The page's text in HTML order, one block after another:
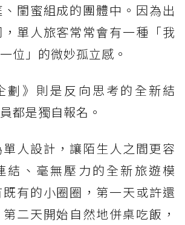
閨蜜組成的團體中。因為出
單人旅客常常會有一種「我
位」的微妙孤立感。
劃》則是反向思考的全新結
都是獨自報名。
人設計，讓陌生人之間更容
結、毫無壓力的全新旅遊模
有的小圈圈，第一天或許還
二天開始自然地併桌吃飯，